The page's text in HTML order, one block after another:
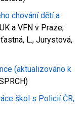
chování dětí a
a VFN v Praze;
L., Jurystová,
(aktualizováno k
škol s Policií ČR,